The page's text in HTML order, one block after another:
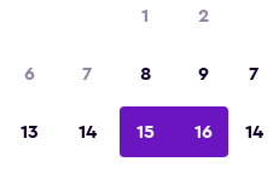
1 2
6 7 8 9
13 14 15 16
7
14